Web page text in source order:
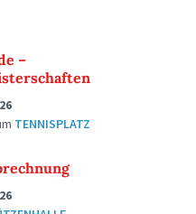
–
TENNISPLATZ